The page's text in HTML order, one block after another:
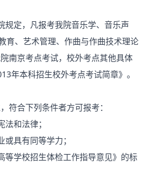
定，凡报考我院音乐学、音乐声
育、艺术管理、作曲与作曲技术理论
南京考点考试，校外考点其他具体
年本科招生校外考点考试简章》。
合下列条件者方可报考：
和法律；
具有同等学力；
学校招生体检工作指导意见》的标